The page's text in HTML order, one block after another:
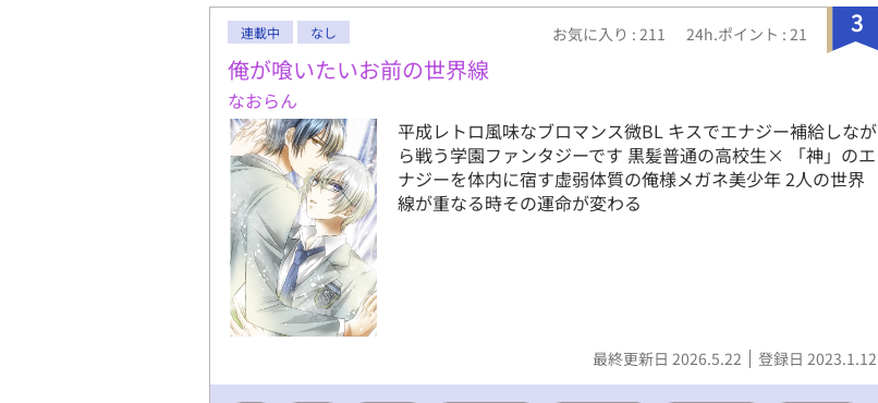
3
連載中 なし お気に入り : 211 24h.ポイント : 21
俺が喰いたいお前の世界線
なおらん
平成レトロ風味なブロマンス微BL キスでエナジー補給しなが
ら戦う学園ファンタジーです 黒髪普通の高校生× 「神」のエ
ナジーを体内に宿す虚弱体質の俺様メガネ美少年 2人の世界
線が重なる時その運命が変わる
最終更新日 2026.5.22 登録日 2023.1.12